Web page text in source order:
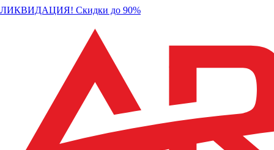
ЛИКВИДАЦИЯ! Скидки до 90%